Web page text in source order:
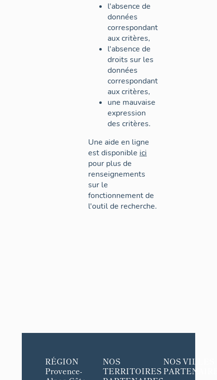
l'absence de
données
correspondant
aux critères,
l'absence de
droits sur les
données
correspondant
aux critères,
une mauvaise
expression
des critères.
Une aide en ligne
est disponible ici
pour plus de
renseignements
sur le
fonctionnement de
l'outil de recherche.
RÉGION
Provence-
NOS
TERRITOIRES
NOS VILLES